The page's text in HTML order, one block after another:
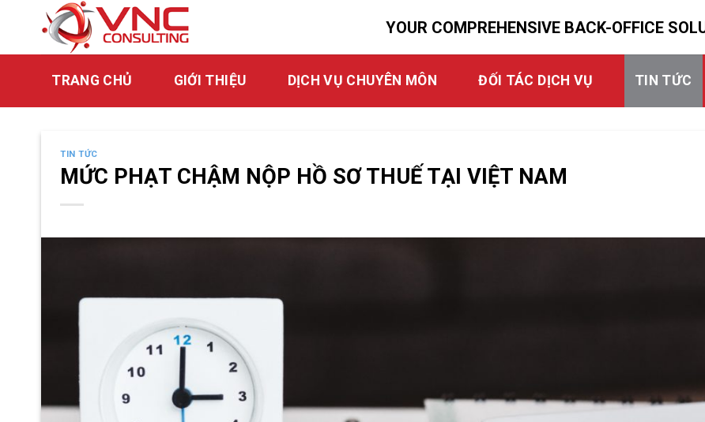
YOUR COMPREHENSIVE BACK-OFFICE
TRANG CHỦ GIỚI THIỆU DỊCH VỤ CHUYÊN MÔN ĐỐI TÁC DỊCH VỤ TIN TỨC
TIN TỨC
MỨC PHẠT CHẬM NỘP HỒ SƠ THUẾ TẠI VIỆT NAM